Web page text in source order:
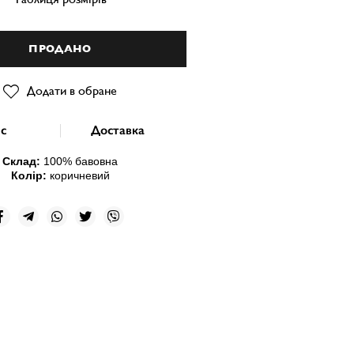
ПРОДАНО
Додати в обране
Доставка
Склад: 100% бавовна
Колір: коричневий